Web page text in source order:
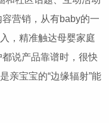
营销，从有baby的一
，精准触达母婴家庭
说产品靠谱时，很快
亲宝宝的“边缘辐射”能